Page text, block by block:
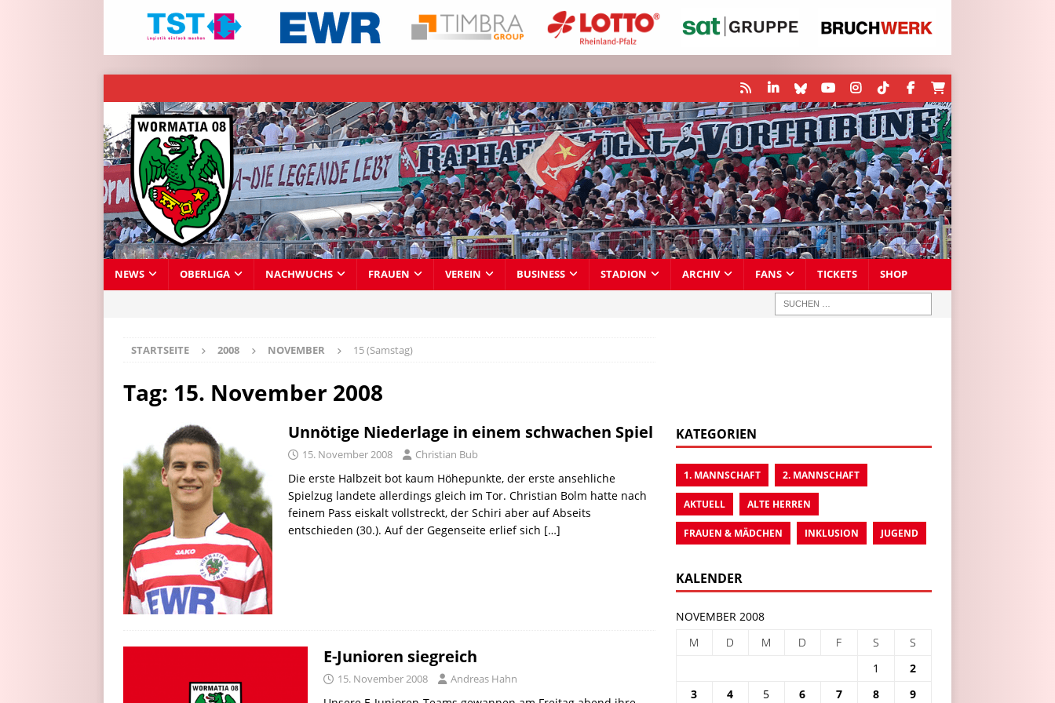
NEWS OBERLIGA NACHWUCHS FRAUEN VEREIN BUSINESS STADION ARCHIV FANS TICKETS SHOP
STARTSEITE 2008 NOVEMBER 15 (Samstag)
Tag: 15. November 2008
Unnötige Niederlage in einem schwachen Spiel
15. November 2008 Christian Bub
Die erste Halbzeit bot kaum Höhepunkte, der erste ansehliche
Spielzug landete allerdings gleich im Tor. Christian Bolm hatte nach
feinem Pass eiskalt vollstreckt, der Schiri aber auf Abseits
entschieden (30.). Auf der Gegenseite erlief sich […]
E-Junioren siegreich
15. November 2008 Andreas Hahn
KATEGORIEN
1. MANNSCHAFT 2. MANNSCHAFT
AKTUELL ALTE HERREN
FRAUEN & MÄDCHEN INKLUSION JUGEND
KALENDER
NOVEMBER 2008
M
D M D F S
S
1
2
3
4 5 6 7 8 9